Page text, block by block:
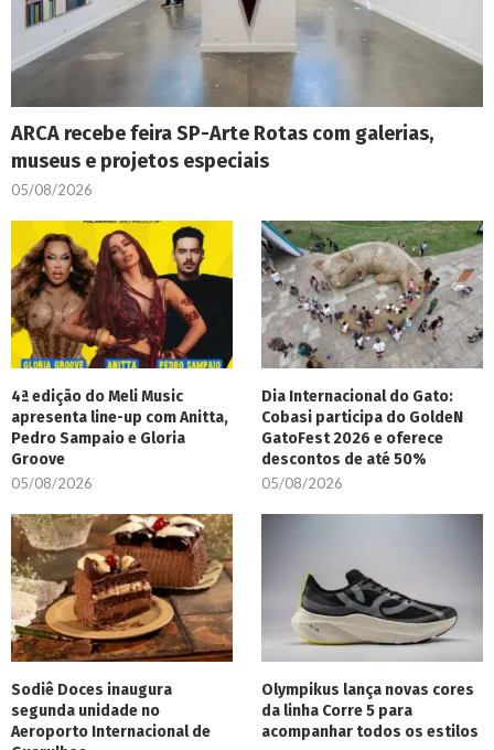
ARCA recebe feira SP-Arte Rotas com galerias,
museus e projetos especiais
05/08/2026
4ª edição do Meli Music
apresenta line-up com Anitta,
Pedro Sampaio e Gloria
Groove
05/08/2026
Dia Internacional do Gato:
Cobasi participa do GoldeN
GatoFest 2026 e oferece
descontos de até 50%
05/08/2026
Sodiê Doces inaugura
segunda unidade no
Aeroporto Internacional de
Olympikus lança novas cores
da linha Corre 5 para
acompanhar todos os estilos